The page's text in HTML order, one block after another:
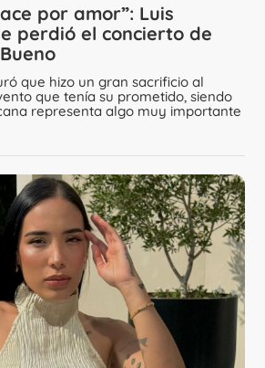
por amor”: Luis
perdió el concierto de
que hizo un gran sacrificio al
que tenía su prometido, siendo
representa algo muy importante